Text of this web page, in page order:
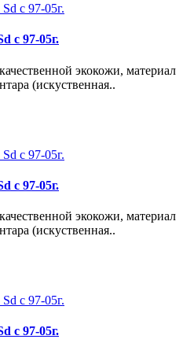
с 97-05г.
экокожи, материал
(искуственная..
с 97-05г.
экокожи, материал
(искуственная..
с 97-05г.